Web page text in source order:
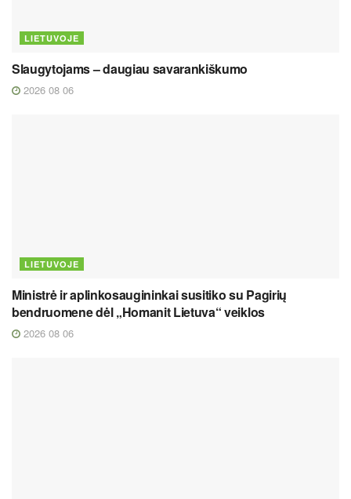
LIETUVOJE
Slaugytojams – daugiau savarankiškumo
2026 08 06
LIETUVOJE
Ministrė ir aplinkosaugininkai susitiko su Pagirių
bendruomene dėl „Homanit Lietuva“ veiklos
2026 08 06